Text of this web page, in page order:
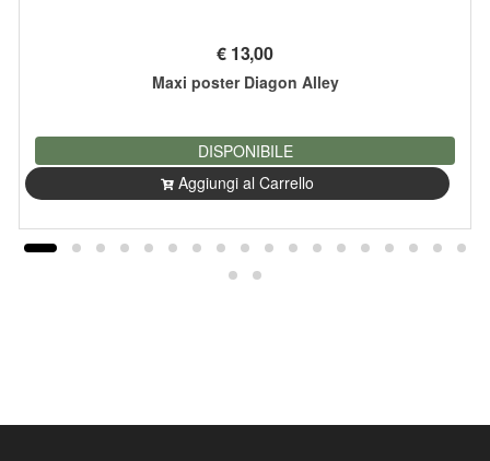
€ 13,00
Maxi poster Diagon Alley
DISPONIBILE
Aggiungi al Carrello